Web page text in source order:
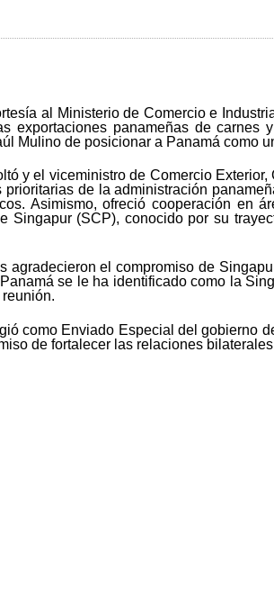
al Ministerio de Comercio e
exportaciones panameñas de
Mulino de posicionar a Panamá como
y el viceministro de Comercio
de la administración
Asimismo, ofreció cooperación en
Singapur (SCP), conocido por su
agradecieron el compromiso de
se le ha identificado como la
como Enviado Especial del gobierno
de fortalecer las relaciones